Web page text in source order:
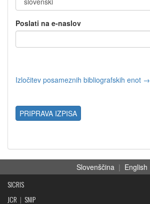
Poslati na e-naslov
Izločitev posameznih bibliografskih enot →
PRIPRAVA IZPISA
Slovenščina | English
SICRIS
JCR | SNIP